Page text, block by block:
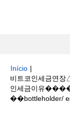
Início |
비트코인세금연장
인세금이유
��bottleholder/